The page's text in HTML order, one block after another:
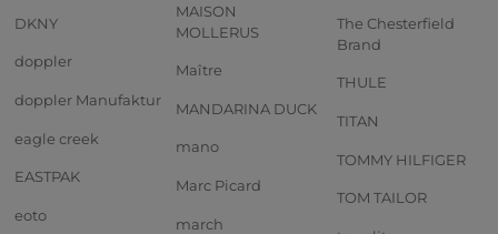
DKNY
doppler
doppler Manufaktur
eagle creek
EASTPAK
eoto
MAISON
MOLLERUS
Maître
MANDARINA DUCK
mano
Marc Picard
march
The Chesterfield
Brand
THULE
TITAN
TOMMY HILFIGER
TOM TAILOR